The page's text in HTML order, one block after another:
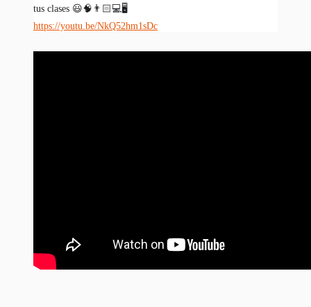
tus clases 😃🧠👨🏻💻🖥
https://youtu.be/NkQ52hm1sDc